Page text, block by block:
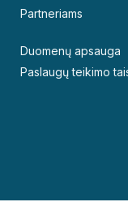
Partneriams
Duomenų apsauga
Paslaugų teikimo